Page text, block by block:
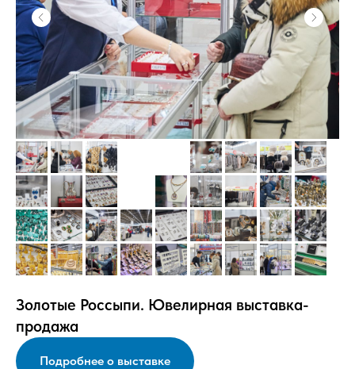
Золотые Россыпи. Ювелирная выставка-
продажа
Подробнее о выставке